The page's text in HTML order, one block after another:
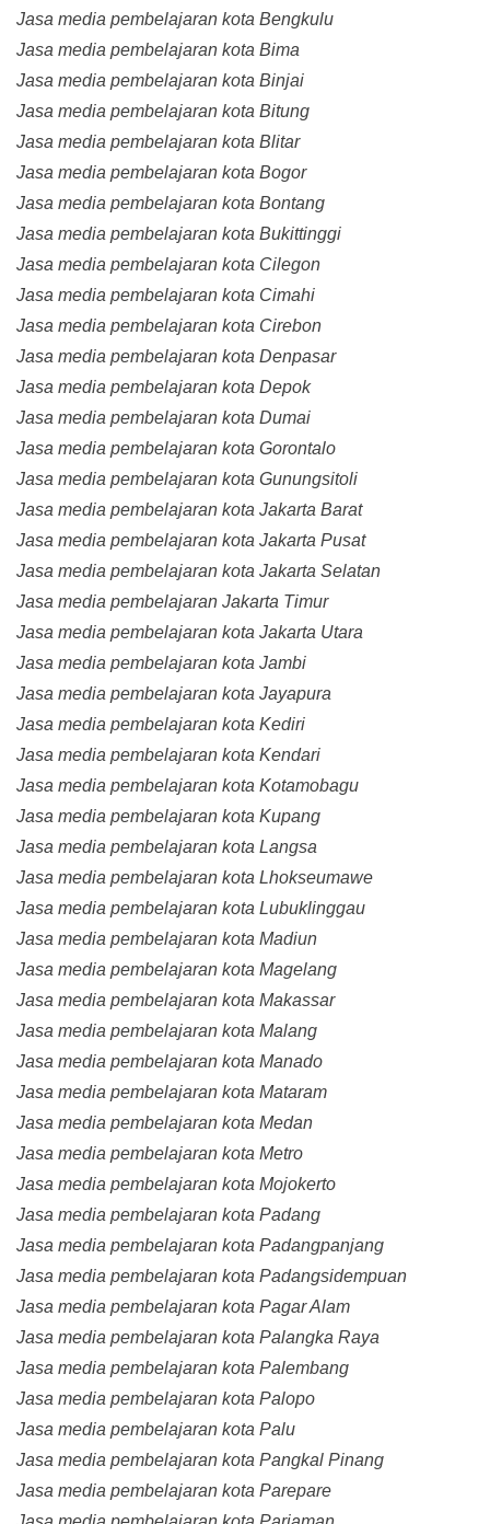
Jasa media pembelajaran kota Bengkulu
Jasa media pembelajaran kota Bima
Jasa media pembelajaran kota Binjai
Jasa media pembelajaran kota Bitung
Jasa media pembelajaran kota Blitar
Jasa media pembelajaran kota Bogor
Jasa media pembelajaran kota Bontang
Jasa media pembelajaran kota Bukittinggi
Jasa media pembelajaran kota Cilegon
Jasa media pembelajaran kota Cimahi
Jasa media pembelajaran kota Cirebon
Jasa media pembelajaran kota Denpasar
Jasa media pembelajaran kota Depok
Jasa media pembelajaran kota Dumai
Jasa media pembelajaran kota Gorontalo
Jasa media pembelajaran kota Gunungsitoli
Jasa media pembelajaran kota Jakarta Barat
Jasa media pembelajaran kota Jakarta Pusat
Jasa media pembelajaran kota Jakarta Selatan
Jasa media pembelajaran Jakarta Timur
Jasa media pembelajaran kota Jakarta Utara
Jasa media pembelajaran kota Jambi
Jasa media pembelajaran kota Jayapura
Jasa media pembelajaran kota Kediri
Jasa media pembelajaran kota Kendari
Jasa media pembelajaran kota Kotamobagu
Jasa media pembelajaran kota Kupang
Jasa media pembelajaran kota Langsa
Jasa media pembelajaran kota Lhokseumawe
Jasa media pembelajaran kota Lubuklinggau
Jasa media pembelajaran kota Madiun
Jasa media pembelajaran kota Magelang
Jasa media pembelajaran kota Makassar
Jasa media pembelajaran kota Malang
Jasa media pembelajaran kota Manado
Jasa media pembelajaran kota Mataram
Jasa media pembelajaran kota Medan
Jasa media pembelajaran kota Metro
Jasa media pembelajaran kota Mojokerto
Jasa media pembelajaran kota Padang
Jasa media pembelajaran kota Padangpanjang
Jasa media pembelajaran kota Padangsidempuan
Jasa media pembelajaran kota Pagar Alam
Jasa media pembelajaran kota Palangka Raya
Jasa media pembelajaran kota Palembang
Jasa media pembelajaran kota Palopo
Jasa media pembelajaran kota Palu
Jasa media pembelajaran kota Pangkal Pinang
Jasa media pembelajaran kota Parepare